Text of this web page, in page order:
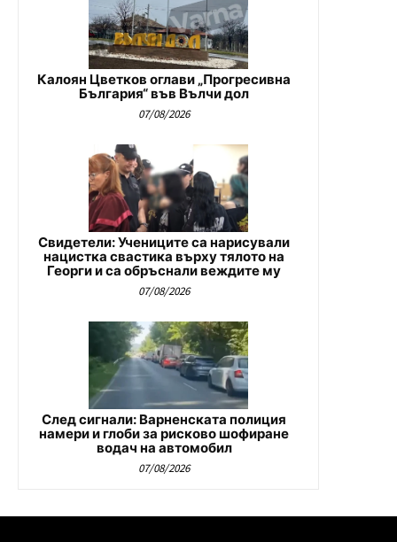
Калоян Цветков оглави „Прогресивна
България“ във Вълчи дол
07/08/2026
Свидетели: Учениците са нарисували
нацистка свастика върху тялото на
Георги и са обръснали веждите му
07/08/2026
След сигнали: Варненската полиция
намери и глоби за рисково шофиране
водач на автомобил
07/08/2026